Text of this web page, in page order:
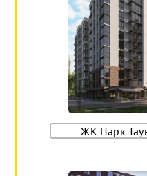
ЖК Парк